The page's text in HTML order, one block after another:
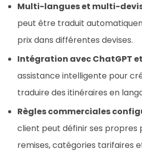
Multi-langues et multi-
peut être traduit
prix dans différentes devises.
Intégration avec ChatGPT
assistance intelligente pour
traduire des itinéraires en
Règles commerciales
client peut définir ses propres
remises, catégories tarifaires